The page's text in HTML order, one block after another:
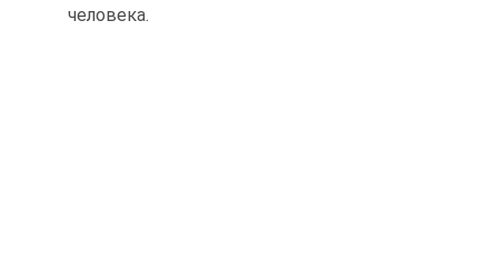
человека.